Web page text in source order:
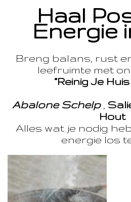
Haal
Energie
Breng balans, rust
leefruimte met
“Reinig Je
Abalone Schelp,
Hout
Alles wat je nodig
energie los